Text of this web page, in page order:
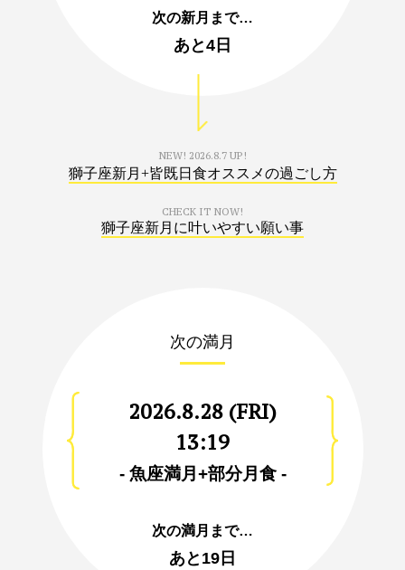
次の新月まで…
あと4日
NEW! 2026.8.7 UP!
獅子座新月+皆既日食オススメの過ごし方
CHECK IT NOW!
獅子座新月に叶いやすい願い事
次の満月
2026.8.28 (FRI)
13:19
- 魚座満月+部分月食 -
次の満月まで…
あと 19日